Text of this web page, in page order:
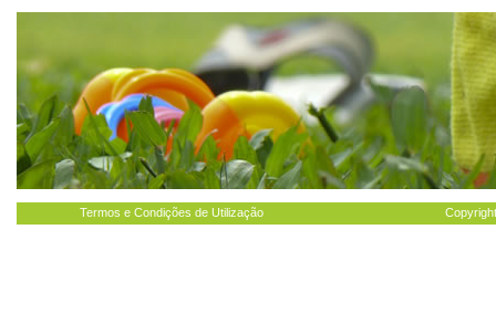
Termos e Condições de Utilização